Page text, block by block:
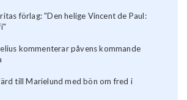
förlag: "Den helige Vincent de Paul:
kommenterar påvens kommande
till Marielund med bön om fred i